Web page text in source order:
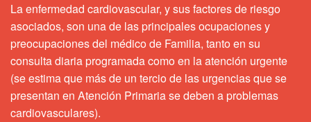
La enfermedad cardiovascular, y sus factores de riesgo
asociados, son una de las principales ocupaciones y
preocupaciones del médico de Familia, tanto en su
consulta diaria programada como en la atención urgente
(se estima que más de un tercio de las urgencias que se
presentan en Atención Primaria se deben a problemas
cardiovasculares).